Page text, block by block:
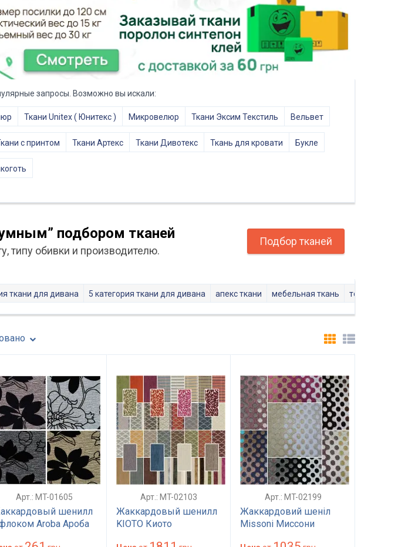
запросы. Возможно вы искали:
Ткани Unitex ( Юнитекс ) Микровелюр Ткани Эксим Текстиль Вельвет
с принтом Ткани Артекс Ткани Дивотекс Ткань для кровати Букле
подбором тканей
типу обивки и производителю.
Подбор тканей
ткани для дивана 5 категория ткани для дивана апекс ткани мебельная ткань топ текстиль
Арт.: MT-01605
шенилл
Aroba Ароба
Арт.: MT-02103
Жаккардовый шенилл
KIOTO Киото
Арт.: MT-02199
Жаккардовий шеніл
Missoni Миссони